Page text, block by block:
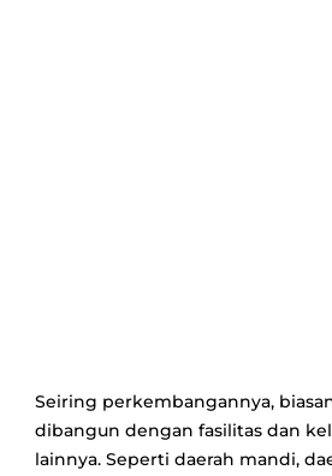
Seiring perkembangannya,
dibangun dengan fasilitas dan
lainnya. Seperti daerah mandi,